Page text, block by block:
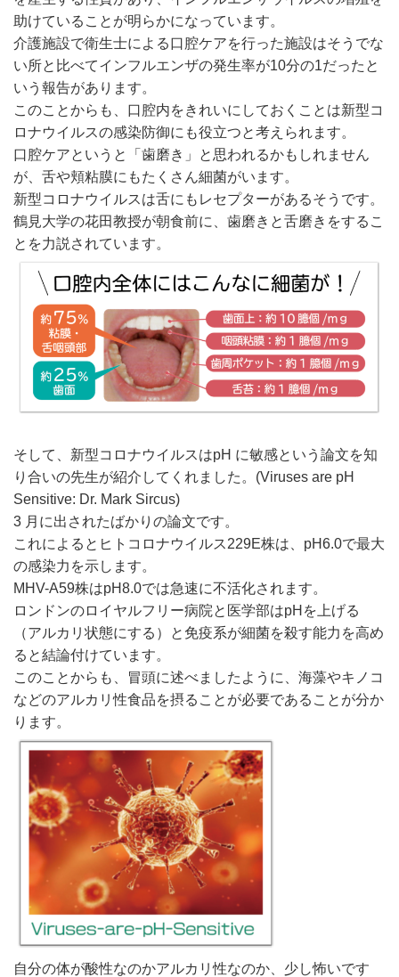
助けていることが明らかになっています。
介護施設で衛生士による口腔ケアを行った施設はそうでな
い所と比べてインフルエンザの発生率が10分の1だったと
いう報告があります。
このことからも、口腔内をきれいにしておくことは新型コ
ロナウイルスの感染防御にも役立つと考えられます。
口腔ケアというと「歯磨き」と思われるかもしれません
が、舌や頬粘膜にもたくさん細菌がいます。
新型コロナウイルスは舌にもレセプターがあるそうです。
鶴見大学の花田教授が朝食前に、歯磨きと舌磨きをするこ
とを力説されています。
そして、新型コロナウイルスはpH に敏感という論文を知
り合いの先生が紹介してくれました。(Viruses are pH
Sensitive: Dr. Mark Sircus)
3 月に出されたばかりの論文です。
これによるとヒトコロナウイルス229E株は、pH6.0で最大
の感染力を示します。
MHV-A59株はpH8.0では急速に不活化されます。
ロンドンのロイヤルフリー病院と医学部はpHを上げる
（アルカリ状態にする）と免疫系が細菌を殺す能力を高め
ると結論付けています。
このことからも、冒頭に述べましたように、海藻やキノコ
などのアルカリ性食品を摂ることが必要であることが分か
ります。
自分の体が酸性なのかアルカリ性なのか、少し怖いです